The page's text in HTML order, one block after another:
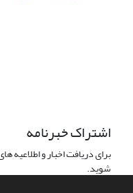
اشتراک خبرنامه
برای دریافت اخبار و
شوید.